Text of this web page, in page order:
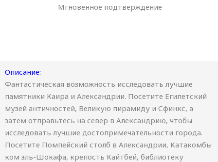
Мгновенное подтверждение
Описание:
Фантастическая возможность исследовать лучшие
памятники Каира и Александрии. Посетите Египетский
музей античностей, Великую пирамиду и Сфинкс, а
затем отправьтесь на север в Александрию, чтобы
исследовать лучшие достопримечательности города.
Посетите Помпейский столб в Александрии, Катакомбы
ком эль-Шокафа, крепость Кайтбей, библиотеку